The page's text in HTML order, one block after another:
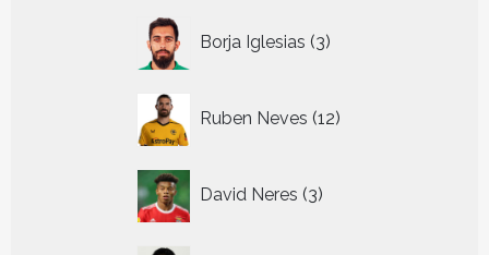
Borja Iglesias 3
producten
Ruben Neves 12
producten
David Neres 3
producten